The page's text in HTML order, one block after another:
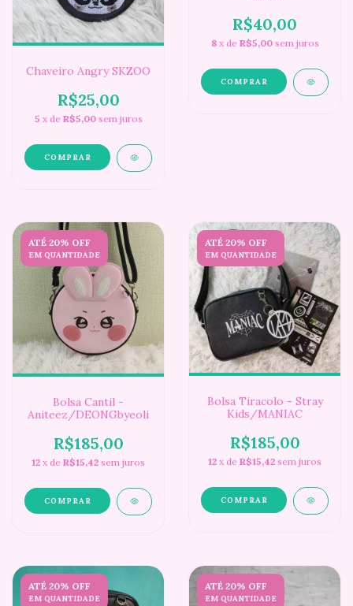
Chaveiro Angry SKZOO
R$25,00
5 x de R$5,00 sem juros
COMPRAR
R$40,00
8 x de R$5,00 sem juros
COMPRAR
ATÉ 20% OFF
EM QUANTIDADE
Bolsa Cantil -
Aniteez/DEONGbyeoli
R$185,00
12 x de R$15,42 sem juros
ATÉ 20% OFF
EM QUANTIDADE
Bolsa Tiracolo - Stray
Kids/MANIAC
R$185,00
12 x de R$15,42 sem juros
ATÉ 20% OFF
EM QUANTIDADE
ATÉ 20% OFF
EM QUANTIDADE